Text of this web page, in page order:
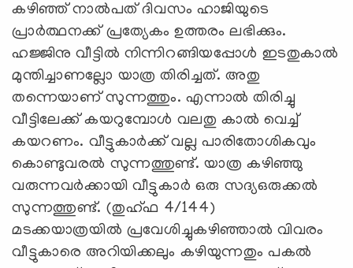
കഴിഞ്ഞ് നാല്‍പത് ദിവസം ഹാജിയുടെ
പ്രാര്‍ത്ഥനക്ക് പ്രത്യേകം ഉത്തരം ലഭിക്കും.
ഹജ്ജിനു വീട്ടില്‍ നിന്നിറങ്ങിയപ്പോള്‍ ഇടതുകാല്‍
മുന്തിച്ചാണല്ലോ യാത്ര തിരിച്ചത്. അതു
തന്നെയാണ് സുന്നത്തും. എന്നാല്‍ തിരിച്ചു
വീട്ടിലേക്ക് കയറുമ്പോള്‍ വലതു കാല്‍ വെച്ച്
കയറണം. വീട്ടുകാര്‍ക്ക് വല്ല പാരിതോശികവും
കൊണ്ടുവരല്‍ സുന്നത്തുണ്ട്. യാത്ര കഴിഞ്ഞു
വരുന്നവര്‍ക്കായി വീട്ടുകാര്‍ ഒരു സദ്യഒരുക്കല്‍
സുന്നത്തുണ്ട്. (തുഹ്ഫ 4/144)
മടക്കയാത്രയില്‍ പ്രവേശിച്ചുകഴിഞ്ഞാല്‍ വിവരം
വീട്ടുകാരെ അറിയിക്കലും കഴിയുന്നതും പകല്‍